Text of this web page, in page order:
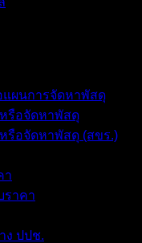
แผนการจัดหาพัสดุ
รือจัดหาพัสดุ
รือจัดหาพัสดุ (สขร.)
า
ราคา
ง ปปช.